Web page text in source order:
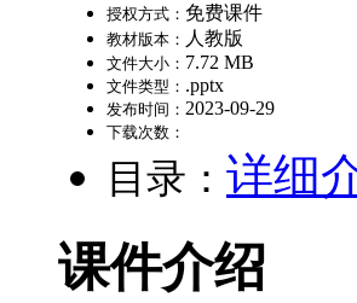
授权方式： 免费课件
教材版本： 人教版
文件大小： 7.72 MB
文件类型： .pptx
发布时间： 2023-09-29
下载次数：
目录： 详细
课件介绍